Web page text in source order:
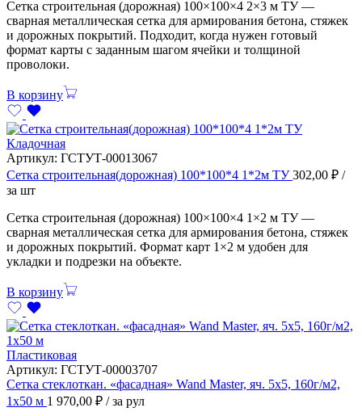
Сетка строительная (дорожная) 100×100×4 2×3 м ТУ —
сварная металлическая сетка для армирования бетона, стяжек
и дорожных покрытий. Подходит, когда нужен готовый
формат карты с заданным шагом ячейки и толщиной
проволоки.
В корзину
Кладочная
Артикул: ГСТУТ-00013067
Сетка строительная(дорожная) 100*100*4 1*2м ТУ302,00 ₽ /
за шт
Сетка строительная (дорожная) 100×100×4 1×2 м ТУ —
сварная металлическая сетка для армирования бетона, стяжек
и дорожных покрытий. Формат карт 1×2 м удобен для
укладки и подрезки на объекте.
В корзину
Пластиковая
Артикул: ГСТУТ-00003707
Сетка стеклоткан. «фасадная» Wand Master, яч. 5х5, 160г/м2,
1х50 м 1 970,00 ₽ / за рул